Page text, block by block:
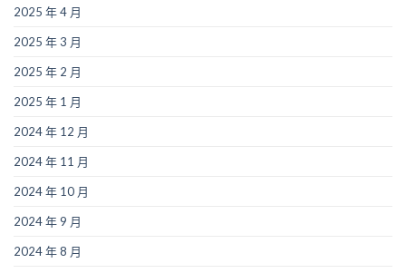
2025 年 4 月
2025 年 3 月
2025 年 2 月
2025 年 1 月
2024 年 12 月
2024 年 11 月
2024 年 10 月
2024 年 9 月
2024 年 8 月